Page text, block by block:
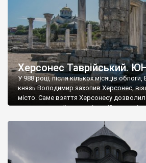
Херсонес Таврійський.
У 988 році, після кількох місяців
князь Володимир захопив Херсонес,
місто. Саме взяття Херсонесу
диктувати свої умови візантійському
Херсонесі Володимир-язичник, став
А потім було Хрещення Русі. На честь